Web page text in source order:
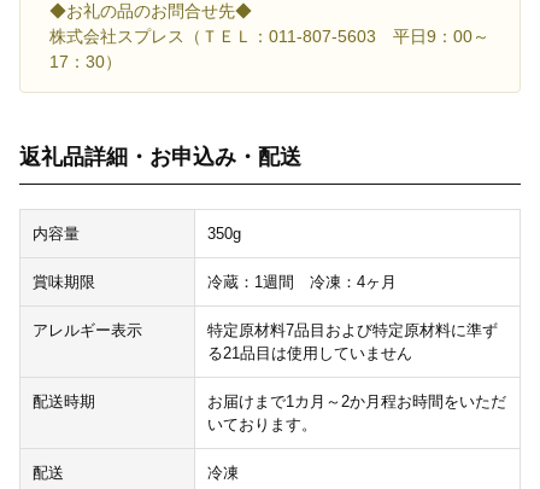
◆お礼の品のお問合せ先◆
株式会社スプレス（ＴＥＬ：011-807-5603 平日9：00～
17：30）
返礼品詳細・お申込み・配送
内容量 350g
賞味期限 冷蔵：1週間 冷凍：4ヶ月
アレルギー表示
特定原材料7品目および特定原材料に準ず
る21品目は使用していません
配送時期
お届けまで1カ月～2か月程お時間をいただ
いております。
配送 冷凍